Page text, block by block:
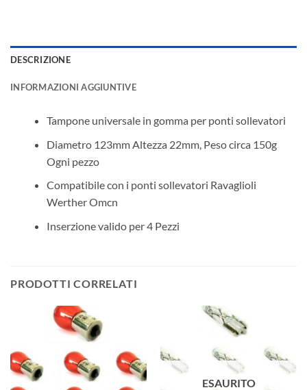
DESCRIZIONE
INFORMAZIONI AGGIUNTIVE
Tampone universale in gomma per ponti sollevatori
Diametro 123mm Altezza 22mm, Peso circa 150g
Ogni pezzo
Compatibile con i ponti sollevatori Ravaglioli
Werther Omcn
Inserzione valido per 4 Pezzi
PRODOTTI CORRELATI
ESAURITO